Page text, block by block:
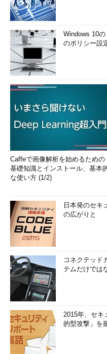
Windows 10
のポリシー設
Caffeで画像解析を始めるための
基礎知識とインストール、基本
な使い方 (1/2)
日本発のセキ
の広がりと
コネクテッド
テムだけでは
2015年、セキ
的型攻撃」を